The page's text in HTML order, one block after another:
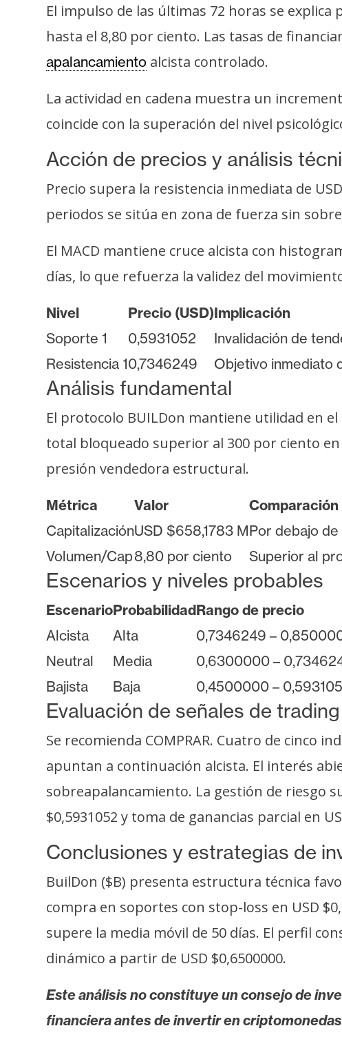
R
e
u
s
o
C
o
t
c
o
y
P
u
b
l
c
i
a
d
El impulso de las últimas 72 horas se
hasta el 8,80 por ciento. Las tasas de
apalancamiento alcista controlado.
La actividad en cadena muestra un
coincide con la superación del nivel
Acción de precios y análisis
Precio supera la resistencia inmediata de
periodos se sitúa en zona de fuerza sin
El MACD mantiene cruce alcista con
días, lo que refuerza la validez del
Nivel Precio (USD)Implicación
Soporte 1
0,5931052
Invalidación de
Resistencia 10,7346249 Objetivo inmediato
Análisis fundamental
El protocolo BUILDon mantiene utilidad en
total bloqueado superior al 300 por ciento
presión vendedora estructural.
Métrica Valor
CapitalizaciónUSD $658,1783 MPor debajo de
Volumen/Cap8,80 por ciento Superior al
Escenarios y niveles probables
EscenarioProbabilidadRango de precio
Alcista
Alta 0,7346249 –
Neutral
Media 0,6300000 –
Bajista
Baja 0,4500000 –
Evaluación de señales de trading
Se recomienda COMPRAR. Cuatro de cinco
apuntan a continuación alcista. El interés
sobreapalancamiento. La gestión de riesgo
$0,5931052 y toma de ganancias parcial en
Conclusiones y estrategias de
BuilDon ($B) presenta estructura técnica
compra en soportes con stop-loss en USD
supere la media móvil de 50 días. El perfil
dinámico a partir de USD $0,6500000.
Este análisis no constituye un consejo de
financiera antes de invertir en